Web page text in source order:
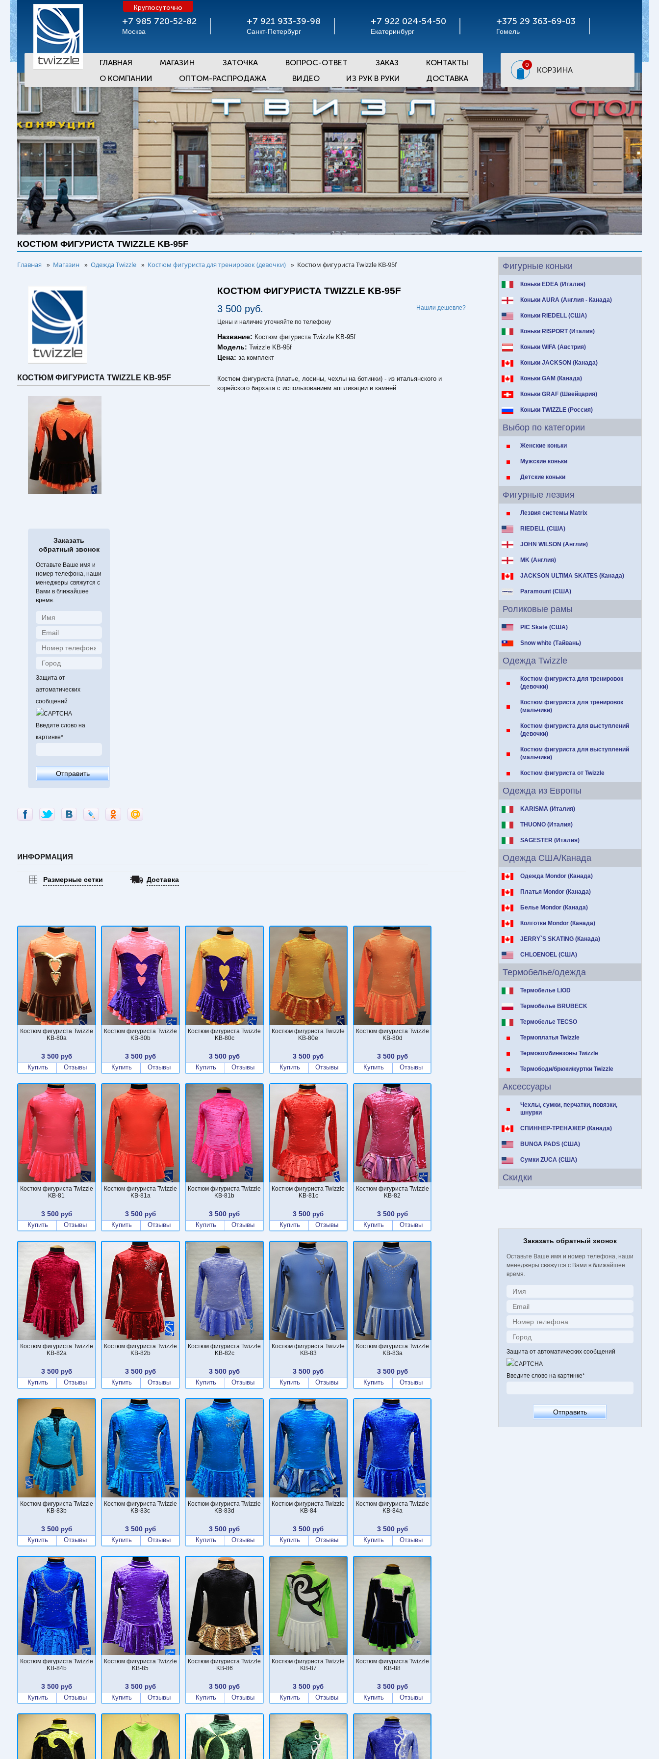
+7 985 720-52-82
Москва
Круглосуточно
+7 921 933-39-98
Санкт-Петербург
+7 922 024-54-50
Екатеринбург
+375 29 363-69-03
Гомель
ГЛАВНАЯ МАГАЗИН ЗАТОЧКА ВОПРОС-ОТВЕТ ЗАКАЗ
КОНТАКТЫ
О КОМПАНИИ
ОПТОМ-РАСПРОДАЖА ВИДЕО ИЗ РУК В РУКИ ДОСТАВКА
0
КОРЗИНА
КОСТЮМ ФИГУРИСТА TWIZZLE KB-95F
Фигурные коньки
Коньки EDEA (Италия)
Коньки AURA (Англия - Канада)
Коньки RIEDELL (США)
Коньки RISPORT (Италия)
Коньки WIFA (Австрия)
Коньки JACKSON (Канада)
Коньки GAM (Канада)
Коньки GRAF (Швейцария)
Коньки TWIZZLE (Россия)
Выбор по категории
Женские коньки
Мужские коньки
Детские коньки
Фигурные лезвия
Лезвия системы Matrix
RIEDELL (США)
JOHN WILSON (Англия)
MK (Англия)
JACKSON ULTIMA SKATES (Канада)
Paramount (США)
Роликовые рамы
PIC Skate (США)
Snow white (Тайвань)
Одежда Twizzle
Костюм фигуриста для тренировок
(девочки)
Костюм фигуриста для тренировок
(мальчики)
Костюм фигуриста для выступлений
(девочки)
Костюм фигуриста для выступлений
(мальчики)
Костюм фигуриста от Twizzle
Одежда из Европы
KARISMA (Италия)
THUONO (Италия)
SAGESTER (Италия)
Одежда США/Канада
Одежда Mondor (Канада)
Платья Mondor (Канада)
Белье Mondor (Канада)
Колготки Mondor (Канада)
JERRY`S SKATING (Канада)
CHLOENOEL (США)
Термобелье/одежда
Термобелье LIOD
Термобелье BRUBECK
Термобелье TECSO
Термоплатья Twizzle
Термокомбинезоны Twizzle
Термободи/брюки/куртки Twizzle
Аксессуары
Чехлы, сумки, перчатки, повязки,
шнурки
СПИННЕР-ТРЕНАЖЕР (Канада)
BUNGA PADS (США)
Сумки ZUCA (США)
Скидки
Заказать обратный звонок
Оставьте Ваше имя и номер телефона, наши
менеджеры свяжутся с Вами в ближайшее
время.
Защита от автоматических сообщений
Введите слово на картинке*
Главная » Магазин » Одежда Twizzle » Костюм фигуриста для тренировок (девочки) » Костюм фигуриста Twizzle KB-95f
КОСТЮМ ФИГУРИСТА TWIZZLE KB-95F
Заказать
обратный звонок
Оставьте Ваше имя и
номер телефона, наши
менеджеры свяжутся с
Вами в ближайшее
время.
Защита от
автоматических
сообщений
Введите слово на
картинке*
КОСТЮМ ФИГУРИСТА TWIZZLE KB-95F
3 500 руб. Нашли дешевле?
Цены и наличие уточняйте по телефону
Название: Костюм фигуриста Twizzle KB-95f
Модель:Twizzle KB-95f
Цена:за комплект
Костюм фигуриста (платье, лосины, чехлы на ботинки) - из итальянского и
корейского бархата с использованием аппликации и камней
ИНФОРМАЦИЯ
Размерные сетки Доставка
Костюм фигуриста Twizzle
KB-80a
3 500руб
Купить
Отзывы
Костюм фигуриста Twizzle
KB-80b
3 500руб
Купить
Отзывы
Костюм фигуриста Twizzle
KB-80c
3 500 руб
Купить
Отзывы
Костюм фигуриста Twizzle
KB-80e
3 500 руб
Купить
Отзывы
Костюм фигуриста Twizzle
KB-80d
3 500руб
Купить
Отзывы
Костюм фигуриста Twizzle
KB-81
3 500руб
Купить
Отзывы
Костюм фигуриста Twizzle
KB-81a
3 500руб
Купить
Отзывы
Костюм фигуриста Twizzle
KB-81b
3 500 руб
Купить
Отзывы
Костюм фигуриста Twizzle
KB-81c
3 500 руб
Купить
Отзывы
Костюм фигуриста Twizzle
KB-82
3 500руб
Купить
Отзывы
Костюм фигуриста Twizzle
KB-82a
3 500руб
Купить
Отзывы
Костюм фигуриста Twizzle
KB-82b
3 500руб
Купить
Отзывы
Костюм фигуриста Twizzle
KB-82c
3 500 руб
Купить
Отзывы
Костюм фигуриста Twizzle
KB-83
3 500 руб
Купить
Отзывы
Костюм фигуриста Twizzle
KB-83a
3 500руб
Купить
Отзывы
Костюм фигуриста Twizzle
KB-83b
3 500руб
Купить
Отзывы
Костюм фигуриста Twizzle
KB-83c
3 500руб
Купить
Отзывы
Костюм фигуриста Twizzle
KB-83d
3 500 руб
Купить
Отзывы
Костюм фигуриста Twizzle
KB-84
3 500 руб
Купить
Отзывы
Костюм фигуриста Twizzle
KB-84a
3 500руб
Купить
Отзывы
Костюм фигуриста Twizzle
KB-84b
3 500руб
Купить
Отзывы
Костюм фигуриста Twizzle
KB-85
3 500руб
Купить
Отзывы
Костюм фигуриста Twizzle
KB-86
3 500 руб
Купить
Отзывы
Костюм фигуриста Twizzle
KB-87
3 500 руб
Купить
Отзывы
Костюм фигуриста Twizzle
KB-88
3 500руб
Купить
Отзывы